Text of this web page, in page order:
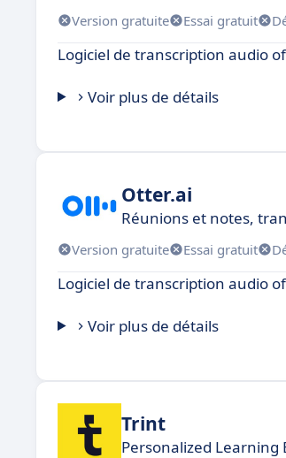
Version gratuite Essai gratuit
Logiciel de transcription audio
Voir plus de détails
Otter.ai
Réunions et notes,
Version gratuite Essai gratuit
Logiciel de transcription audio
Voir plus de détails
Trint
Personalized Learning